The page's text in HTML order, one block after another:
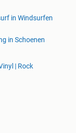
in Windsurfen
in Schoenen
| Rock